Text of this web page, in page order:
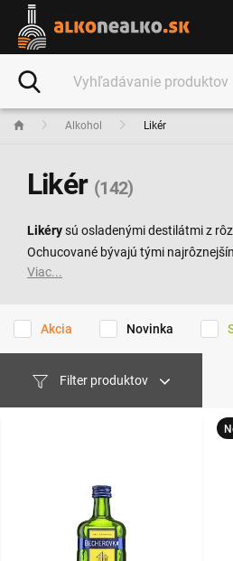
Alkohol Likér
Likér (142)
Likérysú osladenými destilátmi z
Ochucované bývajú tými
rozmanitosť prísad a spôsobov
rovnako dôležitou súčasťou ako
Viac...
Akcia Novinka
Filter produktov